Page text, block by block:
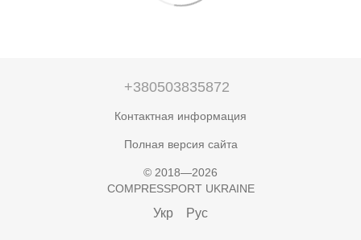
+380503835872
Контактная информация
Полная версия сайта
© 2018—2026
COMPRESSPORT UKRAINE
Укр Рус